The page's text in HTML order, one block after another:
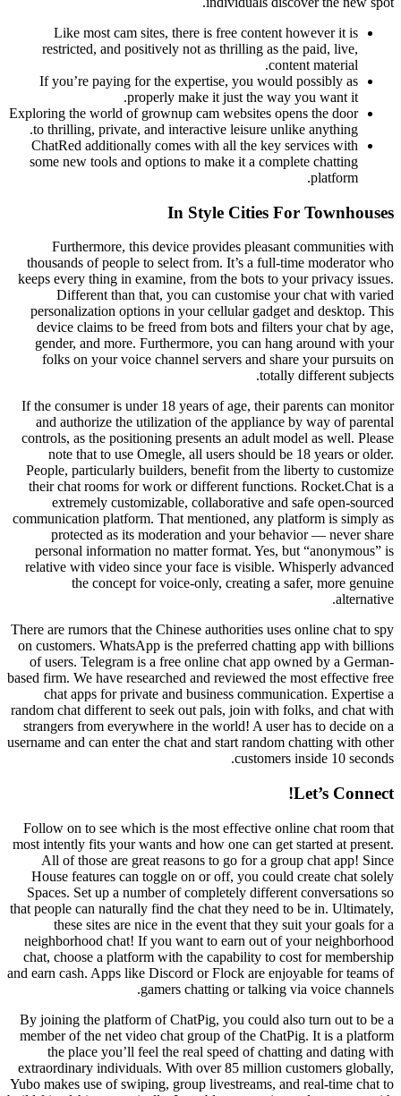
Like most cam sites, there is free content however it is
restricted, and positively not as thrilling as the paid, live,
content material.
If you’re paying for the expertise, you would possibly as
properly make it just the way you want it.
Exploring the world of grownup cam websites opens the door
to thrilling, private, and interactive leisure unlike anything.
ChatRed additionally comes with all the key services with
some new tools and options to make it a complete chatting
platform.
In Style Cities For Townhouses
Furthermore, this device provides pleasant communities with
thousands of people to select from. It’s a full-time moderator who
keeps every thing in examine, from the bots to your privacy issues.
Different than that, you can customise your chat with varied
personalization options in your cellular gadget and desktop. This
device claims to be freed from bots and filters your chat by age,
gender, and more. Furthermore, you can hang around with your
folks on your voice channel servers and share your pursuits on
totally different subjects.
If the consumer is under 18 years of age, their parents can monitor
and authorize the utilization of the appliance by way of parental
controls, as the positioning presents an adult model as well. Please
note that to use Omegle, all users should be 18 years or older.
People, particularly builders, benefit from the liberty to customize
their chat rooms for work or different functions. Rocket.Chat is a
extremely customizable, collaborative and safe open-sourced
communication platform. That mentioned, any platform is simply as
protected as its moderation and your behavior — never share
personal information no matter format. Yes, but “anonymous” is
relative with video since your face is visible. Whisperly advanced
the concept for voice-only, creating a safer, more genuine
alternative.
There are rumors that the Chinese authorities uses online chat to spy
on customers. WhatsApp is the preferred chatting app with billions
of users. Telegram is a free online chat app owned by a German-
based firm. We have researched and reviewed the most effective free
chat apps for private and business communication. Expertise a
random chat different to seek out pals, join with folks, and chat with
strangers from everywhere in the world! A user has to decide on a
username and can enter the chat and start random chatting with other
customers inside 10 seconds.
Let’s Connect!
Follow on to see which is the most effective online chat room that
most intently fits your wants and how one can get started at present.
All of those are great reasons to go for a group chat app! Since
House features can toggle on or off, you could create chat solely
Spaces. Set up a number of completely different conversations so
that people can naturally find the chat they need to be in. Ultimately,
these sites are nice in the event that they suit your goals for a
neighborhood chat! If you want to earn out of your neighborhood
chat, choose a platform with the capability to cost for membership
and earn cash. Apps like Discord or Flock are enjoyable for teams of
gamers chatting or talking via voice channels.
By joining the platform of ChatPig, you could also turn out to be a
member of the net video chat group of the ChatPig. It is a platform
the place you’ll feel the real speed of chatting and dating with
extraordinary individuals. With over 85 million customers globally,
Yubo makes use of swiping, group livestreams, and real-time chat to